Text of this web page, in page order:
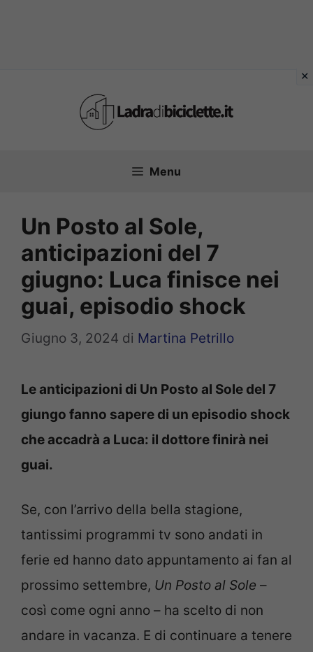
Menu
Un Posto al Sole,
anticipazioni del 7
giugno: Luca finisce nei
guai, episodio shock
Giugno 3, 2024 di Martina Petrillo
Le anticipazioni di Un Posto al Sole del 7
giungo fanno sapere di un episodio shock
che accadrà a Luca: il dottore finirà nei
guai.
Se, con l’arrivo della bella stagione,
tantissimi programmi tv sono andati in
ferie ed hanno dato appuntamento ai fan al
prossimo settembre, Un Posto al Sole –
così come ogni anno – ha scelto di non
andare in vacanza. E di continuare a tenere